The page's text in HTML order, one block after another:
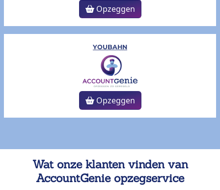
Opzeggen
YOUBAHN
Opzeggen
Wat onze klanten vinden van
AccountGenie opzegservice